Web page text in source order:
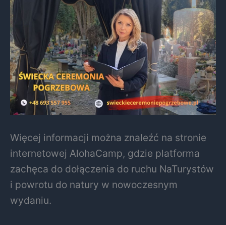
Więcej informacji można znaleźć na stronie
internetowej AlohaCamp, gdzie platforma
zachęca do dołączenia do ruchu NaTurystów
i powrotu do natury w nowoczesnym
wydaniu.